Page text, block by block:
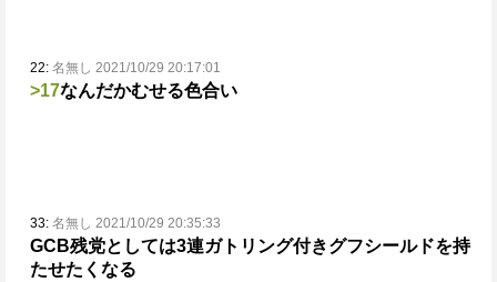
22: 名無し 2021/10/29 20:17:01
>17なんだかむせる色合い
33: 名無し 2021/10/29 20:35:33
GCB残党としては3連ガトリング付きグフシールドを持
たせたくなる